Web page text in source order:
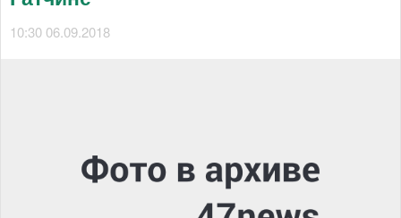
10:30 06.09.2018